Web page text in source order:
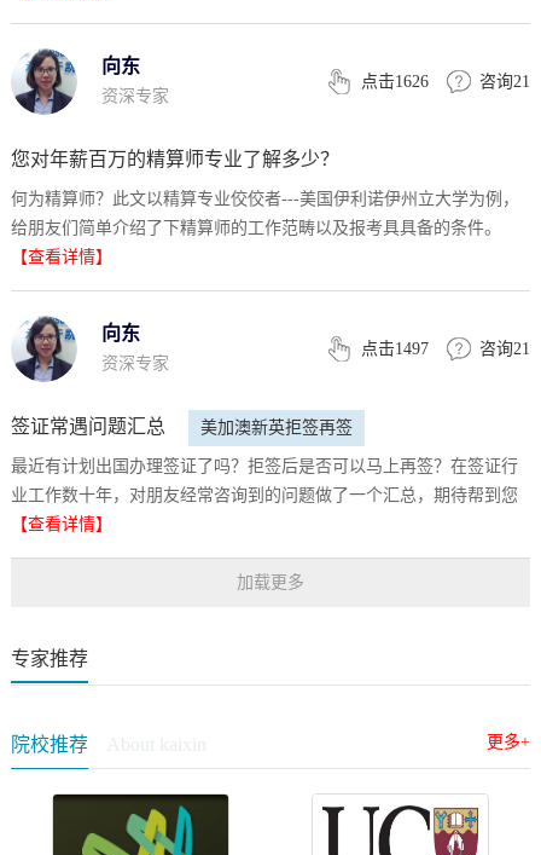
向东
资深专家
点击1626 咨询21
您对年薪百万的精算师专业了解多少？
美国伊利诺伊州立大学
何为精算师？此文以精算专业佼佼者---美国伊利诺伊州立大学为例，
给朋友们简单介绍了下精算师的工作范畴以及报考具具备的条件。
【查看详情】
向东
资深专家
点击1497 咨询21
签证常遇问题汇总 美加澳新英拒签再签
最近有计划出国办理签证了吗？拒签后是否可以马上再签？在签证行
业工作数十年，对朋友经常咨询到的问题做了一个汇总，期待帮到您
【查看详情】
加载更多
专家推荐
院校推荐 About kaixin 更多+